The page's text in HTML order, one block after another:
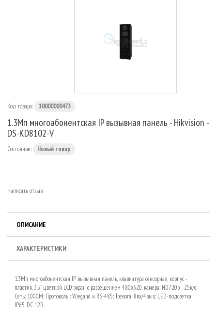
Код товара: 10000000473
1.3Мп многоабонентская IP вызывная панель - Hikvision -
DS-KD8102-V
Состояние: Новый товар
Написать отзыв
ОПИСАНИЕ
ХАРАКТЕРИСТИКИ
1.3Мп многоабонентская IP вызывная панель, клавиатура сенсорная, корпус -
пластик, 3.5" цветной LCD экран с разрешением 480х320, камера: HD720p - 25к/с;
Сеть: 1000M; Протоколы: Wiegand и RS-485; Тревога: 8вх/4вых; LED-подсветка
IP65, DC 12В